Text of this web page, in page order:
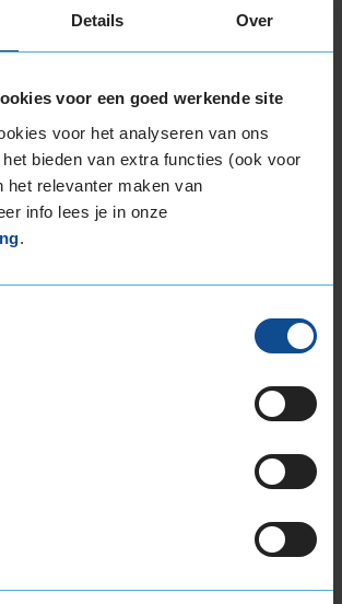
Details Over
voor een goed werkende site
voor het analyseren van ons
bieden van extra functies (ook voor
het relevanter maken van
info lees je in onze
.
bandenmaten
EXTRALOAD
EXTRALOAD
EXTRALOAD
EXTRALOAD